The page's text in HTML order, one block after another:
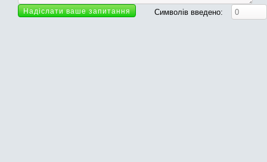
Символів введено: